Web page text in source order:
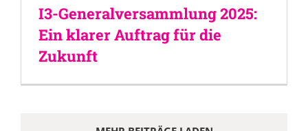
I3-Generalversammlung 2025:
Ein klarer Auftrag für die
Zukunft